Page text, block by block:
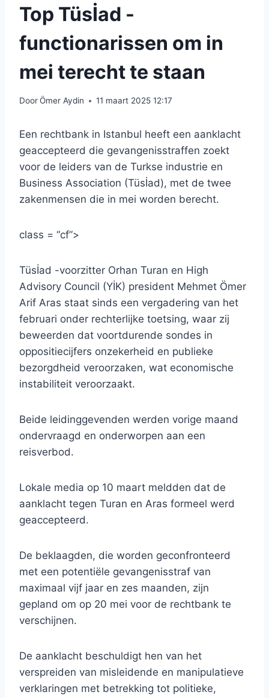
Top Tüsİad -
functionarissen om in
mei terecht te staan
DoorÖmer Aydin 11 maart 2025 12:17
Een rechtbank in Istanbul heeft een aanklacht
geaccepteerd die gevangenisstraffen zoekt
voor de leiders van de Turkse industrie en
Business Association (Tüsİad), met de twee
zakenmensen die in mei worden berecht.
class = “cf”>
Tüsİad -voorzitter Orhan Turan en High
Advisory Council (YİK) president Mehmet Ömer
Arif Aras staat sinds een vergadering van het
februari onder rechterlijke toetsing, waar zij
beweerden dat voortdurende sondes in
oppositiecijfers onzekerheid en publieke
bezorgdheid veroorzaken, wat economische
instabiliteit veroorzaakt.
Beide leidinggevenden werden vorige maand
ondervraagd en onderworpen aan een
reisverbod.
Lokale media op 10 maart meldden dat de
aanklacht tegen Turan en Aras formeel werd
geaccepteerd.
De beklaagden, die worden geconfronteerd
met een potentiële gevangenisstraf van
maximaal vijf jaar en zes maanden, zijn
gepland om op 20 mei voor de rechtbank te
verschijnen.
De aanklacht beschuldigt hen van het
verspreiden van misleidende en manipulatieve
verklaringen met betrekking tot politieke,